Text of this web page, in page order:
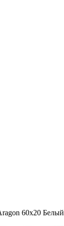
60x20 Белый